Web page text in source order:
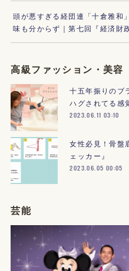
頭が悪すぎる経団連「十倉雅和
味も分からず｜第七回『経済財
高級ファッション・美容
十五年振りのブ
ハグされてる感
2023.06.11 03:10
女性必見！骨盤
ェッカー』
2023.06.05 00:05
芸能